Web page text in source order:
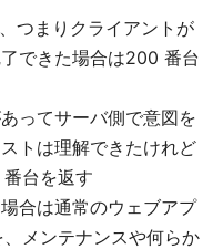
つまりクライアントが
できた場合は200 番台
ってサーバ側で意図を
トは理解できたけれど
台を返す
合は通常のウェブアプ
メンテナンスや何らか